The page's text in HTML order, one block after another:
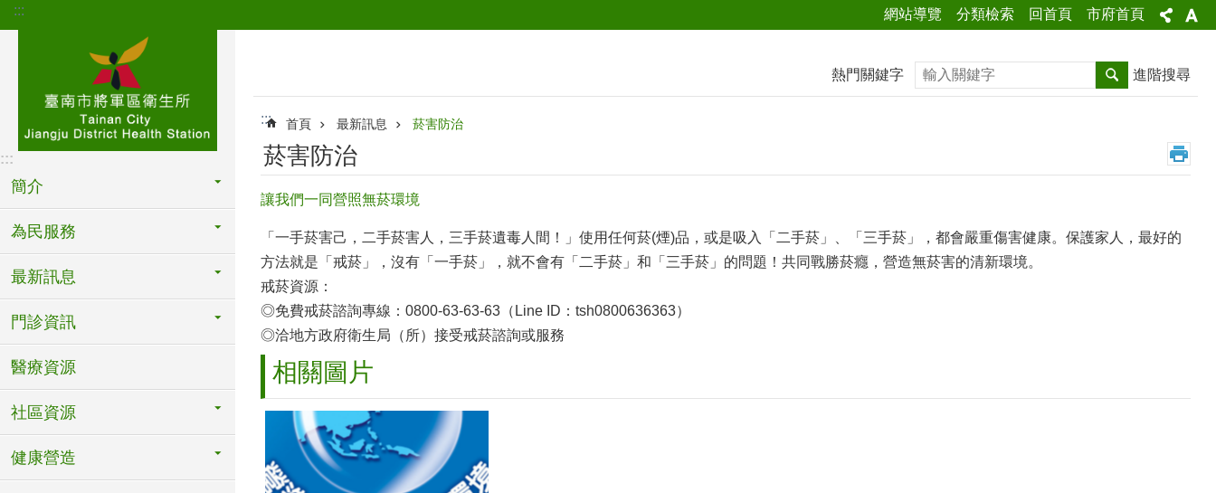
跳到主要內容區塊
::: 網站導覽 分類檢索 回首頁 市府首頁
:::
簡介
為民服務
最新訊息
門診資訊
醫療資源
社區資源
健康營造
熱門關鍵字 搜尋 進階搜尋
::: 首頁 最新訊息 菸害防治
菸害防治
讓我們一同營照無菸環境
「一手菸害己，二手菸害人，三手菸遺毒人間！」使用任何菸(煙)品，或是吸入「二手菸」、「三手菸」，都會嚴重傷害健康。保護家人，最好的
方法就是「戒菸」，沒有「一手菸」，就不會有「二手菸」和「三手菸」的問題！共同戰勝菸癮，營造無菸害的清新環境。
戒菸資源：
◎免費戒菸諮詢專線：0800-63-63-63（Line ID：tsh0800636363）
◎洽地方政府衛生局（所）接受戒菸諮詢或服務
相關圖片